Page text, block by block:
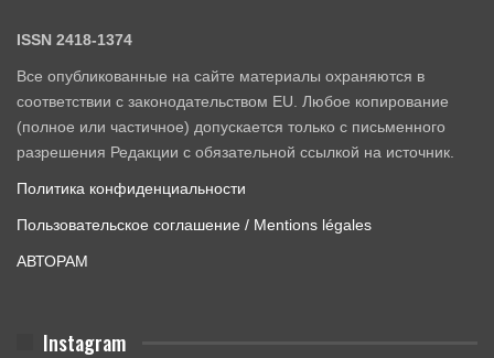
ISSN 2418-1374
Все опубликованные на сайте материалы охраняются в
соответствии с законодательством EU. Любое копирование
(полное или частичное) допускается только с письменного
разрешения Редакции с обязательной ссылкой на источник.
Политика конфиденциальности
Пользовательское соглашение / Mentions légales
АВТОРАМ
Instagram